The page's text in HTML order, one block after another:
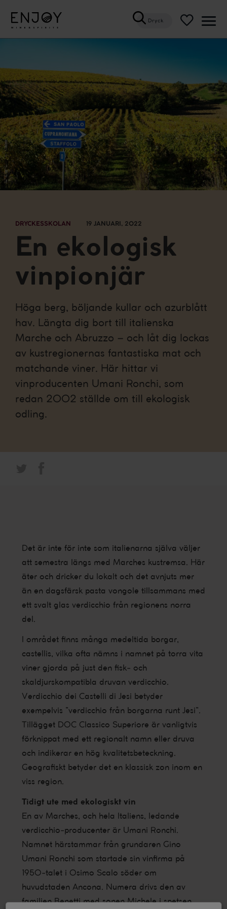
Dryck
DRYCKESSKOLAN 19 JANUARI, 2022
En ekologisk
vinpionjär
Höga berg, böljande kullar och azurblått
hav. Längta dig bort till italienska
Marche och Abruzzo – och låt dig lockas
av kustregionernas fantastiska mat och
matchande viner. Här hittar vi
vinproducenten Umani Ronchi, som
redan 2002 ställde om till ekologisk
odling.
Det är inte för inte som italienarna själva väljer
att semestra längs med Marches kustremsa. Här
äter och dricker du lokalt och det avnjuts mer
än en dagsfärsk pasta vongole tillsammans med
ett svalt glas verdicchio från regionens norra
del.
I området finns många medeltida borgar,
castellis, vilka ofta nämns i namnet på torra vita
viner gjorda på just den fisk- och
skaldjurskompatibla druvan verdicchio.
Verdicchio dei Castelli di Jesi betyder
exempelvis ”verdicchio från borgarna runt Jesi”.
Tillägget DOC Classico Superiore är vanligtvis
förknippat med ett regionalt namn eller druva
och indikerar en hög kvalitetsbeteckning.
Geografiskt betyder det en klassisk zon inom en
viss region.
Tidigt ute med ekologiskt vin
En av Marches, och hela Italiens, ledande
verdicchio-producenter är Umani Ronchi.
Namnet härstammar från grundaren Gino
Umani Ronchi som startade sin vinfirma på
1950-talet i Osimo Scalo söder om
huvudstaden Ancona. Numera drivs den av
familjen Benetti med sonen Michele i spetsen.